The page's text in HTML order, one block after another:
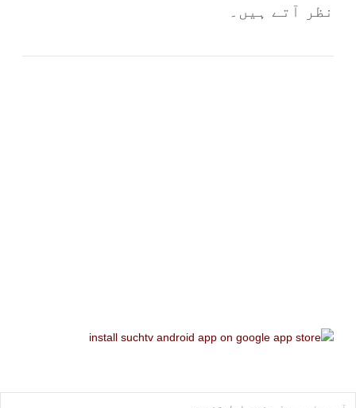
نظر آتے ہیں۔